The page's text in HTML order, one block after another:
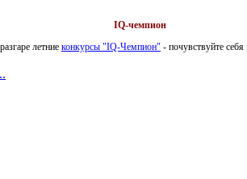
IQ-чемпион
летние конкурсы "IQ-Чемпион" - почувствуйте